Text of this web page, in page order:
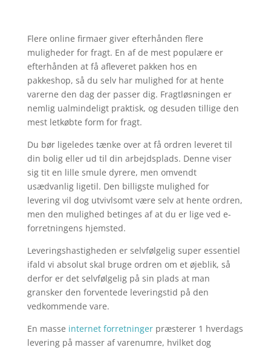
Flere online firmaer giver efterhånden flere
muligheder for fragt. En af de mest populære er
efterhånden at få afleveret pakken hos en
pakkeshop, så du selv har mulighed for at hente
varerne den dag der passer dig. Fragtløsningen er
nemlig ualmindeligt praktisk, og desuden tillige den
mest letkøbte form for fragt.
Du bør ligeledes tænke over at få ordren leveret til
din bolig eller ud til din arbejdsplads. Denne viser
sig tit en lille smule dyrere, men omvendt
usædvanlig ligetil. Den billigste mulighed for
levering vil dog utvivlsomt være selv at hente ordren,
men den mulighed betinges af at du er lige ved e-
forretningens hjemsted.
Leveringshastigheden er selvfølgelig super essentiel
ifald vi absolut skal bruge ordren om et øjeblik, så
derfor er det selvfølgelig på sin plads at man
gransker den forventede leveringstid på den
vedkommende vare.
En masse internet forretningerpræsterer 1 hverdags
levering på masser af varenumre, hvilket dog